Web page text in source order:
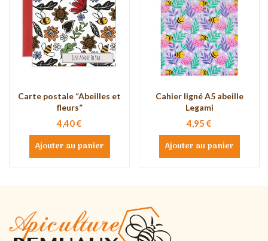
Carte postale “Abeilles et
fleurs”
4,40 €
Ajouter au panier
Cahier ligné A5 abeille
Legami
4,95 €
Ajouter au panier